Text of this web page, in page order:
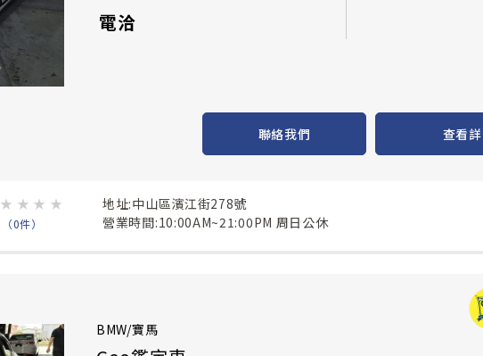
電洽
聯絡我們 查看
★ ★ ★ ★
（0件）
地址:中山區濱江街278號
營業時間:10:00AM~21:00PM 周日公休
BMW/寶馬